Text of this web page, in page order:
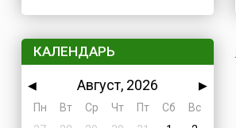
КАЛЕНДАРЬ
◀ Август, 2026
▶
Пн
Вт Ср Чт Пт Сб
Вс